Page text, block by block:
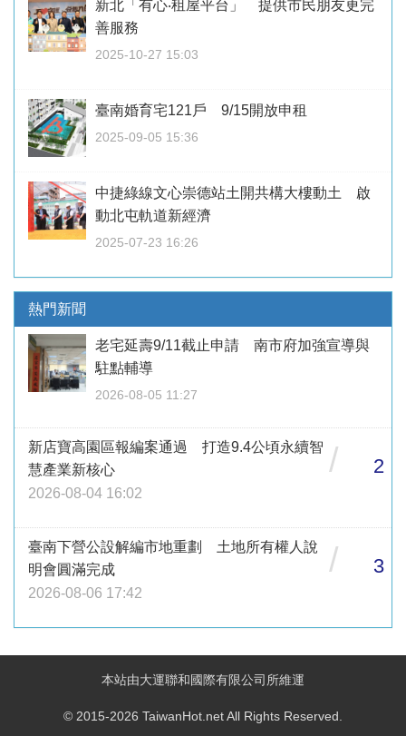
新北「有心‧租屋平台」 提供市民朋友更完
善服務
2025-10-27 15:03
臺南婚育宅121戶 9/15開放申租
2025-09-05 15:36
中捷綠線文心崇德站土開共構大樓動土 啟
動北屯軌道新經濟
2025-07-23 16:26
熱門新聞
老宅延壽9/11截止申請 南市府加強宣導與
駐點輔導
2026-08-05 11:27
新店寶高園區報編案通過 打造9.4公頃永續智
慧產業新核心
2026-08-04 16:02
/ 2
臺南下營公設解編市地重劃 土地所有權人說
明會圓滿完成
2026-08-06 17:42
/ 3
本站由大運聯和國際有限公司所維運
© 2015-2026 TaiwanHot.net All Rights Reserved.